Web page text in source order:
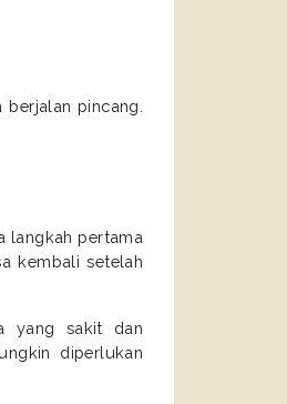
pincang.
langkah pertama
kembali setelah
yang sakit dan
diperlukan